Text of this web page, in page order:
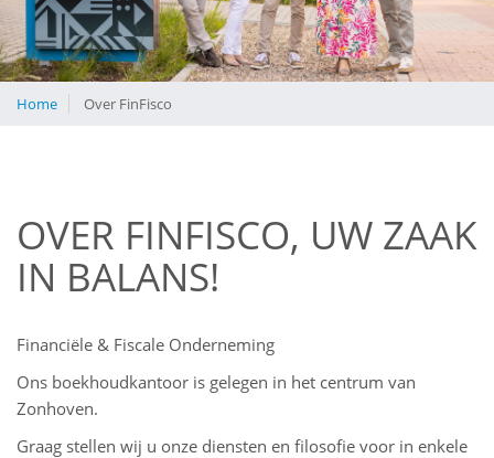
Home Over FinFisco
OVER FINFISCO, UW ZAAK
IN BALANS!
Financiële & Fiscale Onderneming
Ons boekhoudkantoor is gelegen in het centrum van
Zonhoven.
Graag stellen wij u onze diensten en filosofie voor in enkele